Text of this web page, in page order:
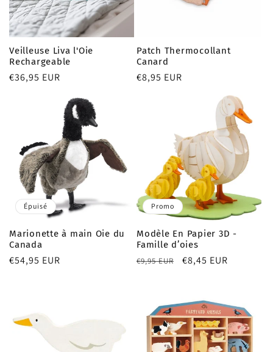
Veilleuse Liva l'Oie
Rechargeable
Prix
€36,95 EUR
Patch Thermocollant
Canard
Prix
€8,95 EUR
Épuisé
Marionette à main Oie du
Canada
Prix
€54,95 EUR
Promo
Modèle En Papier 3D -
Famille d’oies
Prix
€9,95 EUR
Prix
€8,45 EUR